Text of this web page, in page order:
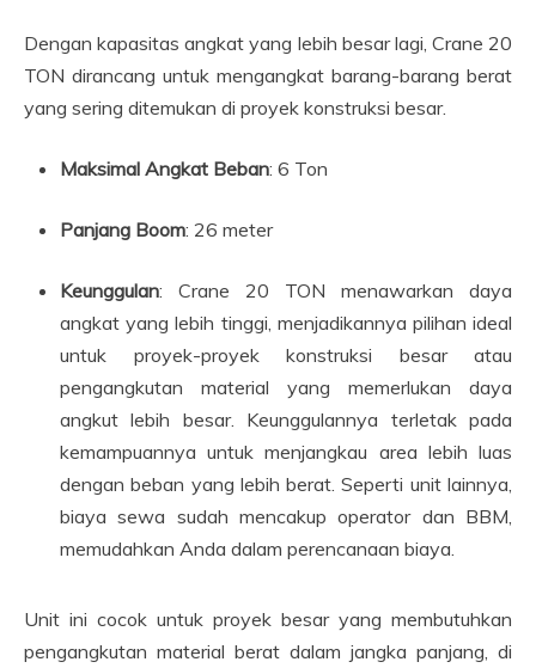
Dengan kapasitas angkat yang lebih besar lagi, Crane 20
TON dirancang untuk mengangkat barang-barang berat
yang sering ditemukan di proyek konstruksi besar.
Maksimal Angkat Beban: 6 Ton
Panjang Boom: 26 meter
Keunggulan: Crane 20 TON menawarkan daya
angkat yang lebih tinggi, menjadikannya pilihan ideal
untuk proyek-proyek konstruksi besar atau
pengangkutan material yang memerlukan daya
angkut lebih besar. Keunggulannya terletak pada
kemampuannya untuk menjangkau area lebih luas
dengan beban yang lebih berat. Seperti unit lainnya,
biaya sewa sudah mencakup operator dan BBM,
memudahkan Anda dalam perencanaan biaya.
Unit ini cocok untuk proyek besar yang membutuhkan
pengangkutan material berat dalam jangka panjang, di